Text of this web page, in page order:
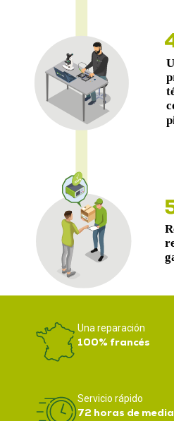
Una reparación
100% francés
Servicio rápido
72 horas de media